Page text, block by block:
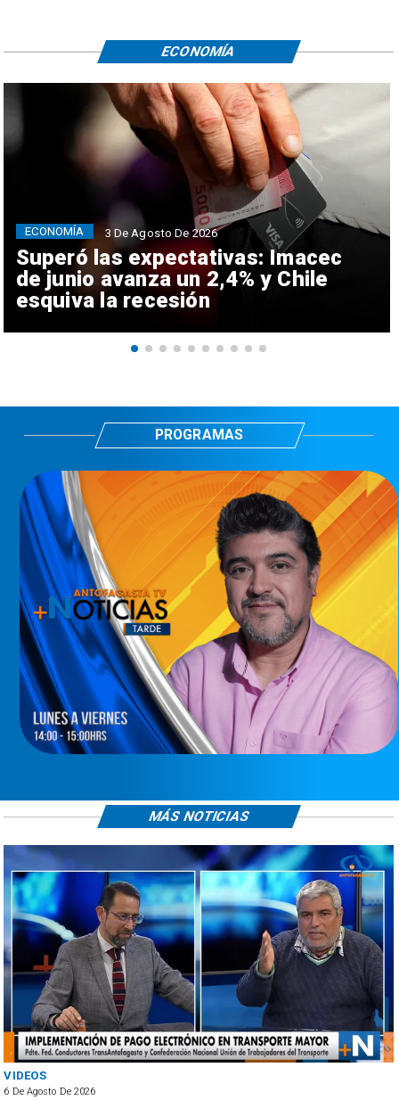
Superó las expectativas: Imacec
de junio avanza un 2,4% y Chile
esquiva la recesión
ECONOMÍA 3 De Agosto De 2026
ECONOMÍA
PROGRAMAS
VIDEOS
6 De Agosto De 2026
MÁS NOTICIAS